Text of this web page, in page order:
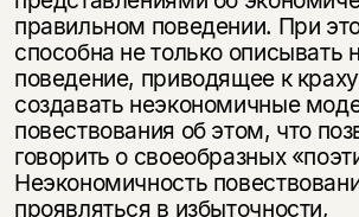
правильном поведении. При
способна не только описывать
поведение, приводящее к
создавать неэкономичные
повествования об этом, что
говорить о своеобразных
Неэкономичность
проявляться в избыточности,